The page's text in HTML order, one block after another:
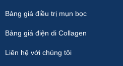
Bảng giá điều trị mụn bọc
Bảng giá điện di Collagen
Liên hệ với chúng tôi